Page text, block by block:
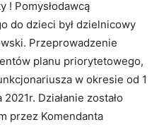
! Pomysłodawcą
do dzieci był dzielnicowy
Przeprowadzenie
planu priorytetowego,
w okresie od 1
Działanie zostało
przez Komendanta